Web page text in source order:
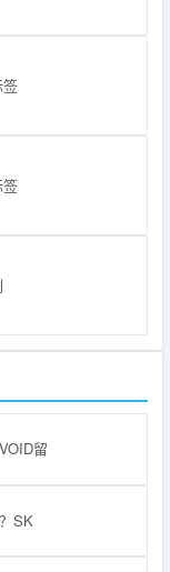
留
SK